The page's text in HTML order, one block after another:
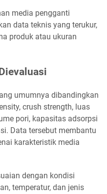
media pengganti
data teknis yang terukur,
produk atau ukuran
umumnya dibandingkan
crush strength, luas
pori, kapasitas adsorpsi
Data tersebut membantu
karakteristik media
dengan kondisi
temperatur, dan jenis